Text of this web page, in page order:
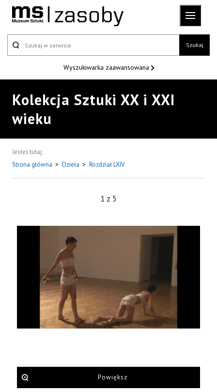
Szukaj
Wyszukiwarka zaawansowana
Kolekcja Sztuki XX i XXI
wieku
Jesteś tutaj:
Strona główna > Dzieła > Rozdział LXIV
1 z 5
Powiększ